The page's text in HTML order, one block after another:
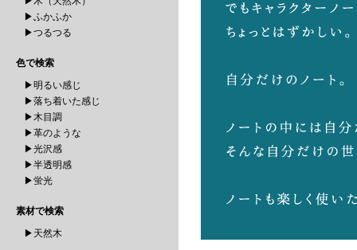
▶ふかふか
▶つるつる
色で検索
▶明るい感じ
▶落ち着いた感じ
▶木目調
▶革のような
▶光沢感
▶半透明感
▶蛍光
素材で検索
▶天然木